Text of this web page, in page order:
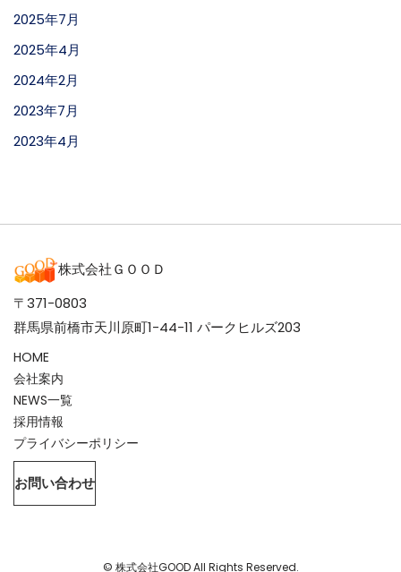
2025年7月
2025年4月
2024年2月
2023年7月
2023年4月
株式会社ＧＯＯＤ
〒371-0803
群馬県前橋市天川原町1-44-11 パークヒルズ203
HOME
会社案内
NEWS一覧
採用情報
プライバシーポリシー
お問い合わせ
© 株式会社GOOD All Rights Reserved.